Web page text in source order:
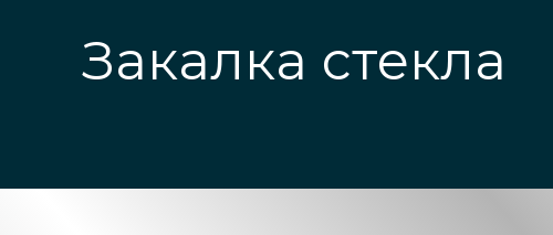
Закалка стекла